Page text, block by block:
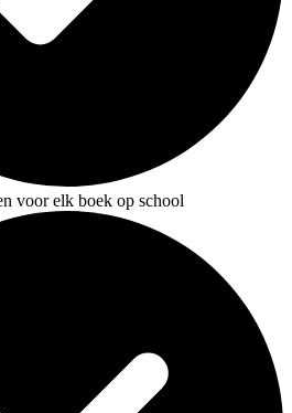
voor elk boek op school